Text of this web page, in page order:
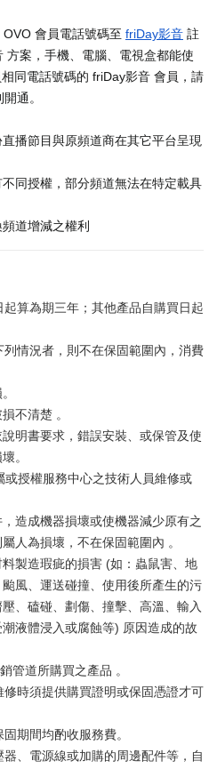
會員電話號碼至 friDay影音 註
方案，手機、電腦、電視盒都能使
同電話號碼的 friDay影音 會員，請
通。
播節目與原頻道商在其它平台呈現
同授權，部分頻道無法在特定載具
道增減之權利
算為期三年；其他產品自購買日起
情況者，則不在保固範圍內，消費
不清楚 。
明書要求，錯誤安裝、或保管及使
。
或授權服務中心之技術人員維修或
造成機器損壞或使機器減少原有之
人為損壞，不在保固範圍內 。
製造瑕疵的損害 (如：蟲鼠害、地
風、運送碰撞、使用後所產生的污
、磕碰、劃傷、撞擊、高溫、輸入
液體浸入或腐蝕等) 原因造成的故
管道所購買之產品 。
時須提供購買證明或保固憑證才可
期間均酌收服務費。
、電源線或加購的周邊配件等，自